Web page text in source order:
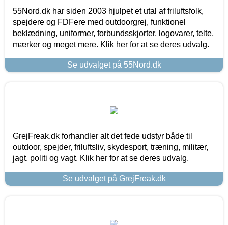
55Nord.dk har siden 2003 hjulpet et utal af friluftsfolk,
spejdere og FDFere med outdoorgrej, funktionel
beklædning, uniformer, forbundsskjorter, logovarer, telte,
mærker og meget mere. Klik her for at se deres udvalg.
Se udvalget på 55Nord.dk
GrejFreak.dk forhandler alt det fede udstyr både til
outdoor, spejder, friluftsliv, skydesport, træning, militær,
jagt, politi og vagt. Klik her for at se deres udvalg.
Se udvalget på GrejFreak.dk